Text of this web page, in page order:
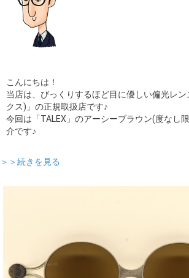
こんにちは！
当店は、びっくりするほど目に優しい偏光レン
クス)」の正規取扱店です♪
今回は「TALEX」のアーシーブラウン(度なし
介です♪
＞＞続きを見る